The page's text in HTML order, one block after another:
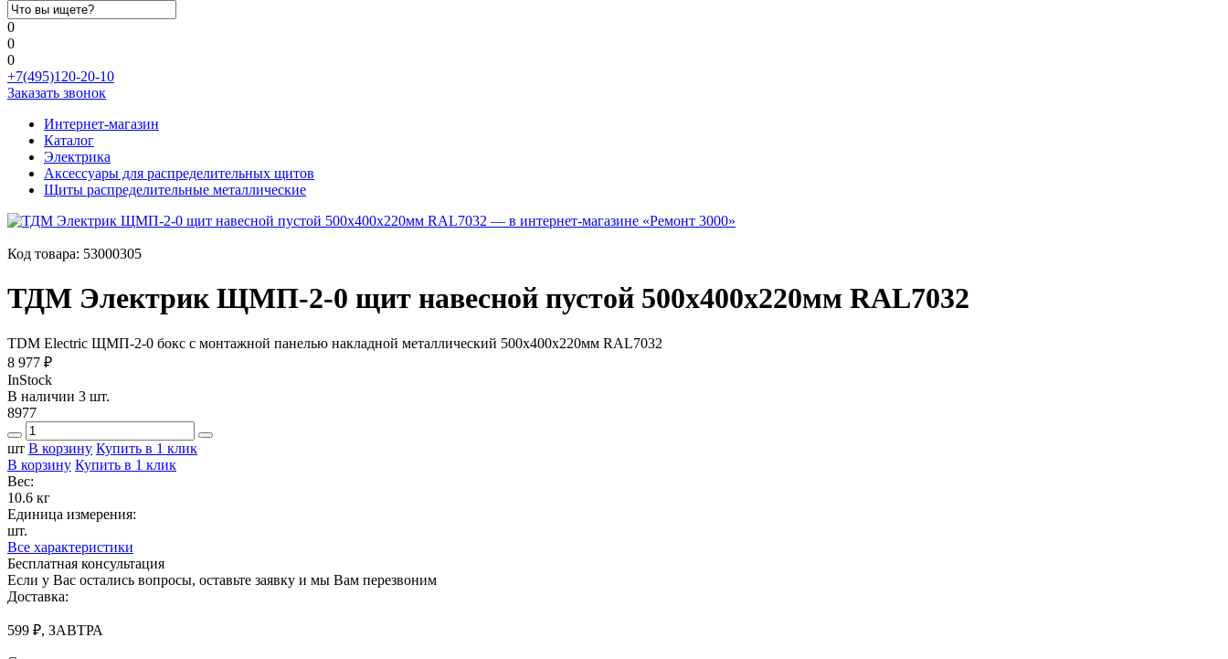
0
0
0
+7(495)120-20-10
Заказать звонок
Интернет-магазин
Каталог
Электрика
Аксессуары для распределительных щитов
Щиты распределительные металлические
Код товара: 53000305
ТДМ Электрик ЩМП-2-0 щит навесной пустой 500х400х220мм RAL7032
TDM Electric ЩМП-2-0 бокс с монтажной панелью накладной металлический 500х400х220мм RAL7032
8 977 ₽
InStock
В наличии 3 шт.
8977
шт В корзину Купить в 1 клик
В корзину Купить в 1 клик
Вес:
10.6 кг
Единица измерения:
шт.
Все характеристики
Бесплатная консультация
Если у Вас остались вопросы, оставьте заявку и мы Вам перезвоним
Доставка:
599 ₽, ЗАВТРА